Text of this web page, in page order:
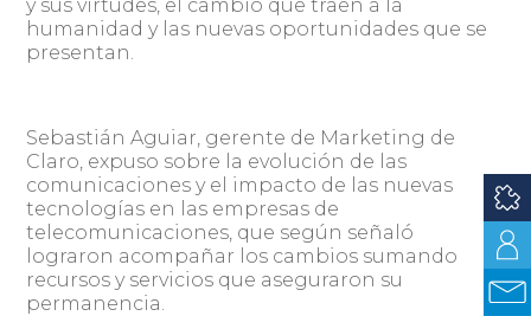
y sus virtudes, el cambio que traen a la
humanidad y las nuevas oportunidades que se
presentan.
Sebastián Aguiar, gerente de Marketing de
Claro, expuso sobre la evolución de las
comunicaciones y el impacto de las nuevas
tecnologías en las empresas de
telecomunicaciones, que según señaló
lograron acompañar los cambios sumando
recursos y servicios que aseguraron su
permanencia.